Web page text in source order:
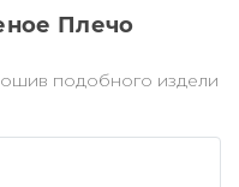
Плечо
подобного издели